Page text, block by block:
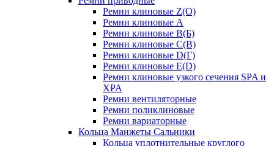
Ремни клиновые Z(О)
Ремни клиновые A
Ремни клиновые B(Б)
Ремни клиновые C(В)
Ремни клиновые D(Г)
Ремни клиновые Е(D)
Ремни клиновые узкого сечения SPA и
XPA
Ремни вентиляторные
Ремни поликлиновые
Ремни вариаторные
Кольца Манжеты Сальники
Кольца уплотнительные круглого